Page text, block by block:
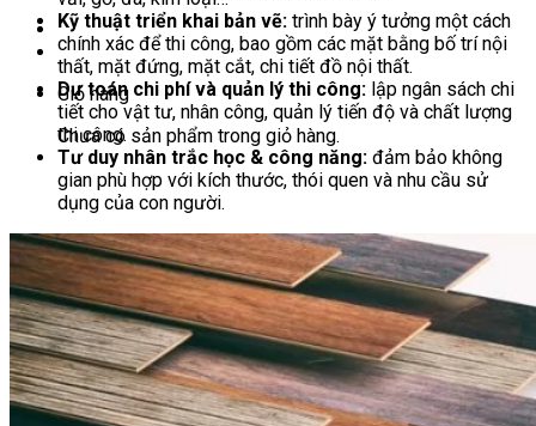
Giỏ hàng
Chưa có sản phẩm trong giỏ hàng.
Kỹ thuật triển khai bản vẽ: trình bày ý tưởng một cách
chính xác để thi công, bao gồm các mặt bằng bố trí nội
thất, mặt đứng, mặt cắt, chi tiết đồ nội thất.
Dự toán chi phí và quản lý thi công: lập ngân sách chi
tiết cho vật tư, nhân công, quản lý tiến độ và chất lượng
thi công.
Tư duy nhân trắc học & công năng: đảm bảo không
gian phù hợp với kích thước, thói quen và nhu cầu sử
dụng của con người.